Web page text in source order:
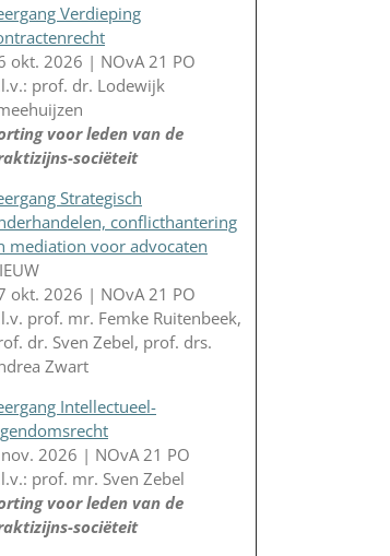
Verdieping
okt. 2026 | NOvA 21 PO
prof. dr. Lodewijk
voor leden van de
sociëteit
Strategisch
conflicthantering
mediation voor advocaten
okt. 2026 | NOvA 21 PO
prof. mr. Femke Ruitenbeek,
dr. Sven Zebel, prof. drs.
Zwart
Intellectueel-
2026 | NOvA 21 PO
prof. mr. Sven Zebel
voor leden van de
sociëteit